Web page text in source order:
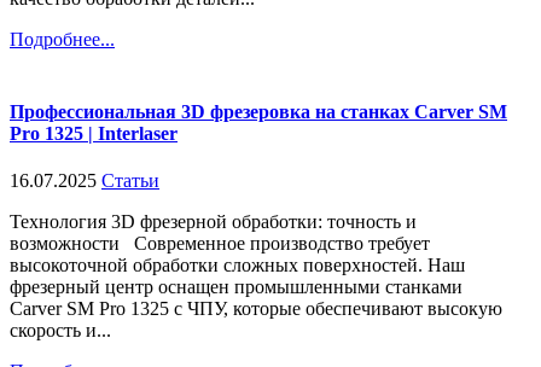
Подробнее...
Профессиональная 3D фрезеровка на станках Carver SM
Pro 1325 | Interlaser
16.07.2025 Статьи
Технология 3D фрезерной обработки: точность и
возможности Современное производство требует
высокоточной обработки сложных поверхностей. Наш
фрезерный центр оснащен промышленными станками
Carver SM Pro 1325 с ЧПУ, которые обеспечивают высокую
скорость и...